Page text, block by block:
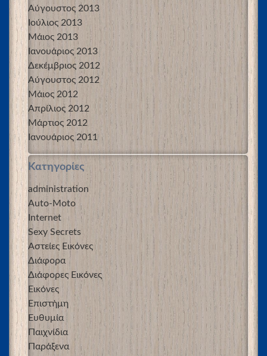
Αύγουστος 2013
Ιούλιος 2013
Μάιος 2013
Ιανουάριος 2013
Δεκέμβριος 2012
Αύγουστος 2012
Μάιος 2012
Απρίλιος 2012
Μάρτιος 2012
Ιανουάριος 2011
Kατηγορίες
administration
Auto-Moto
Internet
Sexy Secrets
Αστείες Εικόνες
Διάφορα
Διάφορες Εικόνες
Εικόνες
Επιστήμη
Ευθυμία
Παιχνίδια
Παράξενα